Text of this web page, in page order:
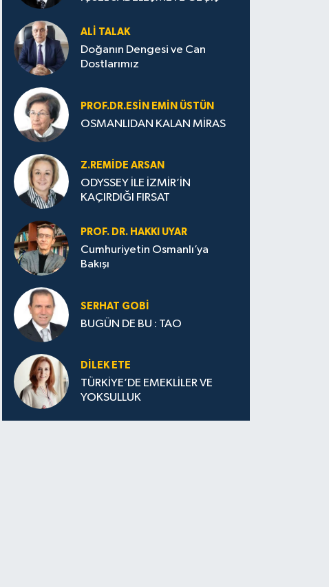
ALI TALAK
Doğanın Dengesi ve Can
Dostlarımız
PROF.DR.ESIN EMIN ÜSTÜN
OSMANLIDAN KALAN MİRAS
Z.REMIDE ARSAN
ODYSSEY İLE İZMİR’İN
KAÇIRDIĞI FIRSAT
PROF. DR. HAKKI UYAR
Cumhuriyetin Osmanlı’ya
Bakışı
SERHAT GOBİ
BUGÜN DE BU : TAO
DILEK ETE
TÜRKİYE’DE EMEKLİLER VE
YOKSULLUK